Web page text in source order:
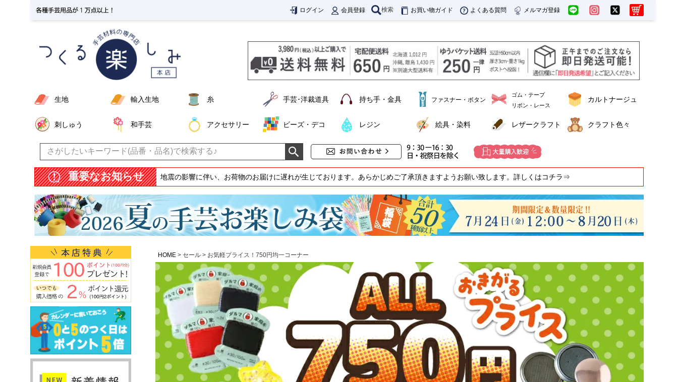
ログイン 会員登録 検索 お買い物ガイド よくある質問 メルマガ登録
生地 輸入生地 糸 手芸･洋裁道具 持ち手・金具 ファスナー・ボタン
ゴム・テープ
リボン・レース
カルトナージュ
刺しゅう 和手芸 アクセサリー ビーズ・デコ レジン 絵具・染料 レザークラフト クラフト色々
重要なお知らせ 地震の影響に伴い、お荷物のお届けに遅れが生じております。あらかじめご了承頂きますようお願い致します。詳しくはコチラ⇒
HOME セール お気軽プライス！750円均一コーナー